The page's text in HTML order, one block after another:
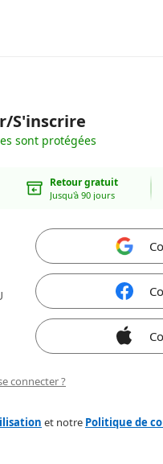
S'inscrire
sont protégées
Retour gratuit
Jusqu'à 90 jours
connecter ?
et notre Politique de